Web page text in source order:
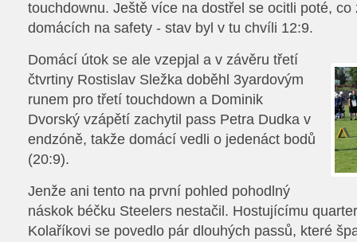
touchdownu. Ještě více na dostřel se ocitli poté, co
domácích na safety - stav byl v tu chvíli 12:9.
Domácí útok se ale vzepjal a v závěru třetí
čtvrtiny Rostislav Sležka doběhl 3yardovým
runem pro třetí touchdown a Dominik
Dvorský vzápětí zachytil pass Petra Dudka v
endzóně, takže domácí vedli o jedenáct bodů
(20:9).
Jenže ani tento na první pohled pohodlný
náskok béčku Steelers nestačil. Hostujícímu
Kolaříkovi se povedlo pár dlouhých passů, které